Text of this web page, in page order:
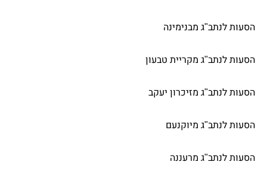
הסעות לנתב"ג מבנימינה
הסעות לנתב"ג מקריית טבעון
הסעות לנתב"ג מזיכרון יעקב
הסעות לנתב"ג מיוקנעם
הסעות לנתב"ג מרעננה